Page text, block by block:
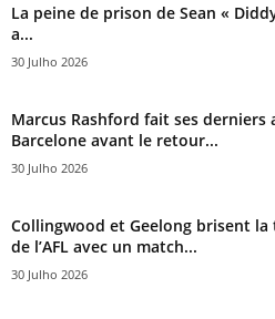
La peine de prison de Sean «
a...
30 Julho 2026
Marcus Rashford fait ses derniers
Barcelone avant le retour...
30 Julho 2026
Collingwood et Geelong brisent
de l’AFL avec un match...
30 Julho 2026